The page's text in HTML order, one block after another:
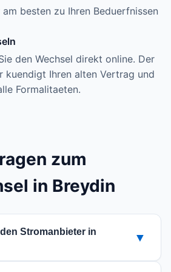
besten zu Ihren Beduerfnissen
den Wechsel direkt online. Der
kuendigt Ihren alten Vertrag und
Formalitaeten.
zum
in Breydin
Stromanbieter in
▼